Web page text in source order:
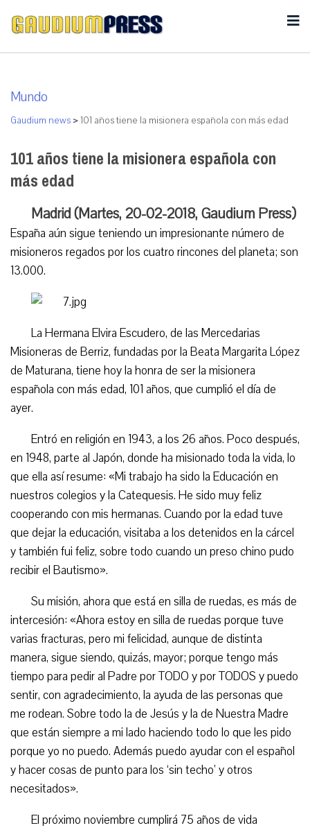
Mundo
Gaudium news >101 años tiene la misionera española con más edad
101 años tiene la misionera española con
más edad
Madrid (Martes, 20-02-2018, Gaudium Press)
España aún sigue teniendo un impresionante número de
misioneros regados por los cuatro rincones del planeta; son
13.000.
La Hermana Elvira Escudero, de las Mercedarias
Misioneras de Berriz, fundadas por la Beata Margarita López
de Maturana, tiene hoy la honra de ser la misionera
española con más edad, 101 años, que cumplió el día de
ayer.
Entró en religión en 1943, a los 26 años. Poco después,
en 1948, parte al Japón, donde ha misionado toda la vida, lo
que ella así resume: «Mi trabajo ha sido la Educación en
nuestros colegios y la Catequesis. He sido muy feliz
cooperando con mis hermanas. Cuando por la edad tuve
que dejar la educación, visitaba a los detenidos en la cárcel
y también fui feliz, sobre todo cuando un preso chino pudo
recibir el Bautismo».
Su misión, ahora que está en silla de ruedas, es más de
intercesión: «Ahora estoy en silla de ruedas porque tuve
varias fracturas, pero mi felicidad, aunque de distinta
manera, sigue siendo, quizás, mayor; porque tengo más
tiempo para pedir al Padre por TODO y por TODOS y puedo
sentir, con agradecimiento, la ayuda de las personas que
me rodean. Sobre todo la de Jesús y la de Nuestra Madre
que están siempre a mi lado haciendo todo lo que les pido
porque yo no puedo. Además puedo ayudar con el español
y hacer cosas de punto para los ‘sin techo’ y otros
necesitados».
El próximo noviembre cumplirá 75 años de vida